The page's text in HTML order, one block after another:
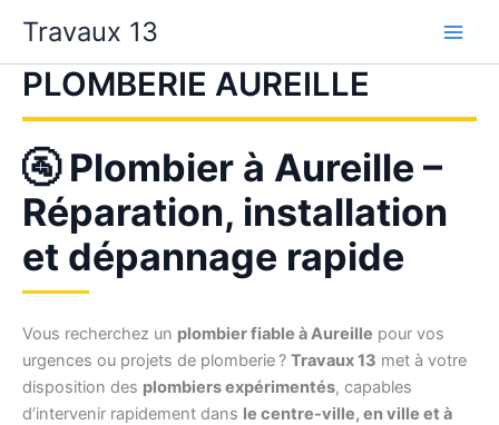
contenu
Travaux 13
PLOMBERIE AUREILLE
🚰 Plombier à Aureille –
Réparation, installation
et dépannage rapide
Vous recherchez un plombier fiable à Aureille pour vos
urgences ou projets de plomberie ? Travaux 13 met à votre
disposition des plombiers expérimentés, capables
d’intervenir rapidement dans le centre-ville, en ville et à